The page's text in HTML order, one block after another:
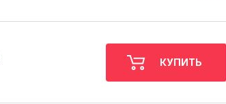
(044) 223 32 81
М. ХАРЬКОВСКАЯ - ВТ-СБ,
С 10-00 ДО 18-00